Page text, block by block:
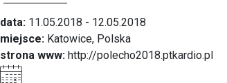
data: 11.05.2018 - 12.05.2018
miejsce: Katowice, Polska
strona www: http://polecho2018.ptkardio.pl